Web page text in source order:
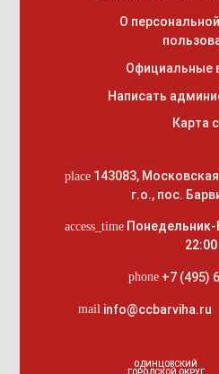
О
Официальные
Написать
Карта
place 143083,
г.о., пос.
access_time Понедельник-
22:00
phone +7 (495)
mail info@ccbarviha.ru
ОДИНЦОВСКИЙ
ГОРОДСКОЙ ОКРУГ